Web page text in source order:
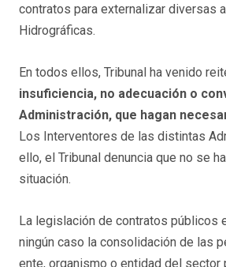
contratos para externalizar diversas
Hidrográficas.
En todos ellos, Tribunal ha venido
insuficiencia, no adecuación o
Administración, que hagan
Los Interventores de las distintas
ello, el Tribunal denuncia que no se
situación.
La legislación de contratos públicos
ningún caso la consolidación de las
ente, organismo o entidad del sector